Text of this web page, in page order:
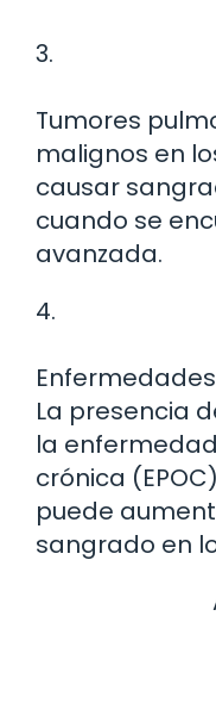
3.
Tumores
malignos en
causar
cuando se
avanzada.
4.
La presencia
la
crónica
puede
sangrado en